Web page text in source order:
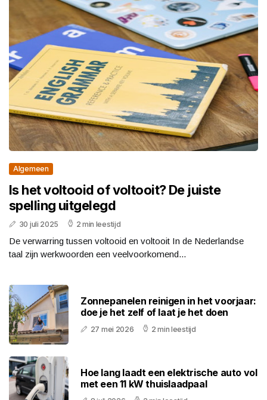
Algemeen
Is het voltooid of voltooit? De juiste
spelling uitgelegd
30 juli 2025 2 min leestijd
De verwarring tussen voltooid en voltooit In de Nederlandse
taal zijn werkwoorden een veelvoorkomend...
Zonnepanelen reinigen in het voorjaar:
doe je het zelf of laat je het doen
27 mei 2026 2 min leestijd
Hoe lang laadt een elektrische auto vol
met een 11 kW thuislaadpaal